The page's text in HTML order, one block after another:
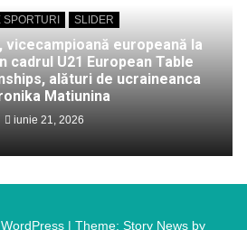
SPORTURI SLIDER
vicecampioană europeană la
cadrul U21 European Table
alături de ucraineanca
Matiunina
iunie 21, 2026
| Theme: Story News by